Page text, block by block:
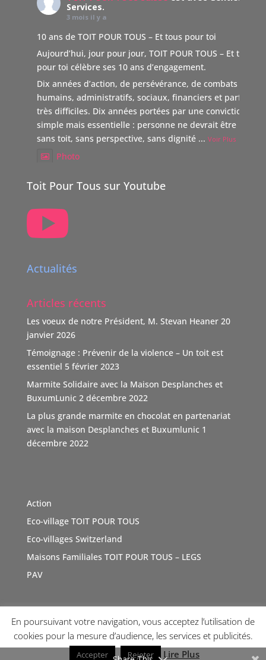
Services.
3 mois il y a
10 ans de TOIT POUR TOUS – Et tous pour toi
Aujourd’hui, jour pour jour, TOIT POUR TOUS – Et tous
pour toi célèbre ses 10 ans d’engagement.
Dix années d’action, de persévérance, de combats
humains, administratifs, sociaux, financiers et parfois
très difficiles. Dix années portées par une conviction
simple mais essentielle : personne ne devrait être laissé
sans toit, sans perspective, sans dignité ... Voir Plus
Photo
TOIT POUR TOUS Suisse
5 mois il y a
POUR TOUS Suisse.
donateur avec une volonté claire : soutenir des causes
humaines, sociales, environnementales et culturelles
qui font la différence."
TOIT POUR TOUS remercie vivement ce soutien,
d'autant que l'association n'est pas subventionnée
Video
Voir sur Facebook · Partager
TOIT POUR TOUS Suisse
Immo, partenaire de l'association TOIT POUR TOUS
Suisse. Merci de sa générosité à travers cette initiative
vertue#Don
#geneve
#sensibilisationst#inauguration
TOIT POUR TOUS Suisse a 2 nouvelles photos
du Le 6 mars à 06:22.
5 mois il y a
Toit Pour Tous sur Youtube

Actualités
Articles récents
Les voeux de notre Président, M. Stevan Heaner 20
janvier 2026
Témoignage : Prévenir de la violence – Un toit est
essentiel 5 février 2023
Marmite Solidaire avec la Maison Desplanches et
BuxumLunic 2 décembre 2022
La plus grande marmite en chocolat en partenariat
avec la maison Desplanches et Buxumlunic 1
décembre 2022
Action
Eco-village TOIT POUR TOUS
Eco-villages Switzerland
Maisons Familiales TOIT POUR TOUS – LEGS
PAV
Copyright © 2026 TOI(T) POUR TOUS !Internet Diffusion
En poursuivant votre navigation, vous acceptez l’utilisation de
cookies pour la mesure d’audience, les services et publicités.
Accepter Rejeter Lire Plus